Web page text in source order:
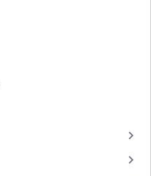
keyboard_arrow_right
keyboard_arrow_right